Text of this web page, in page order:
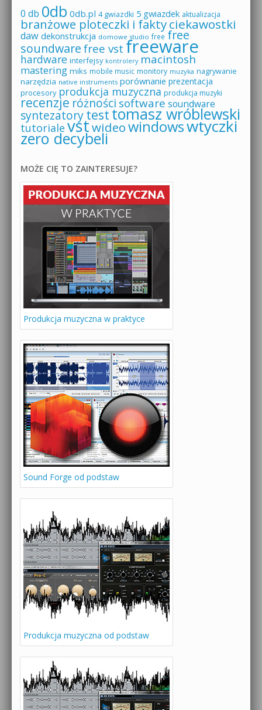
0 db 0db 0db.pl 4 gwiazdki 5 gwiazdek aktualizacja
branżowe ploteczki i faktyciekawostki
daw dekonstrukcja domowe studio free free
soundware free vst freeware
hardware interfejsy kontrolery macintosh
mastering miks mobile music monitory muzyka nagrywanie
narzędzia native instruments porównanie prezentacja
procesory produkcja muzyczna produkcja muzyki
recenzje różności software soundware
syntezatorytesttomasz wróblewski
tutoriale vstwideowindowswtyczki
zero decybeli
MOŻE CIĘ TO ZAINTERESUJE?
Produkcja muzyczna w praktyce
Sound Forge od podstaw
Produkcja muzyczna od podstaw